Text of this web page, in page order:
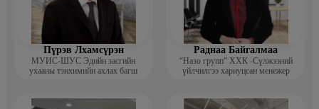
Пүрэв Лхамсүрэн
МУИС-ШУС Эдийн засгийн
ухааны тэнхимийн ахлах багш
Раднаа Байгалмаа
“Назо групп” ХХК -Сүлжээний
үйлчилгээ хариуцсан менежер